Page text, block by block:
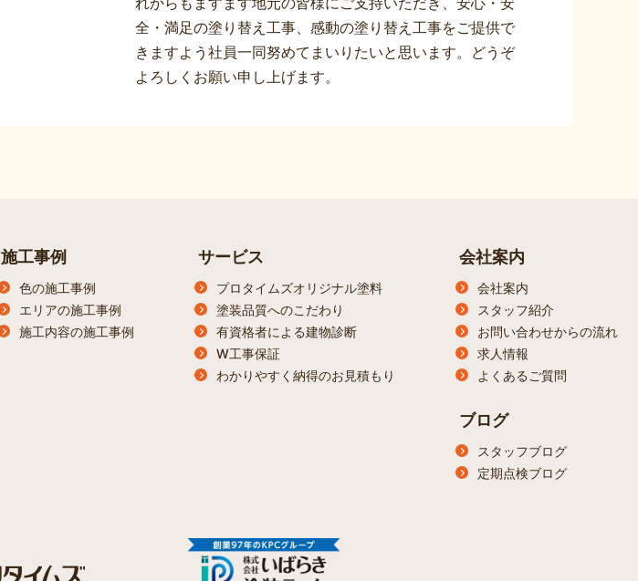
全・満足の塗り替え工事、感動の塗り替え工事をご提供で
きますよう社員一同努めてまいりたいと思います。どうぞ
よろしくお願い申し上げます。
施工事例
色の施工事例
エリアの施工事例
施工内容の施工事例
サービス
プロタイムズオリジナル塗料
塗装品質へのこだわり
有資格者による建物診断
W工事保証
わかりやすく納得のお見積もり
会社案内
会社案内
スタッフ紹介
お問い合わせからの流れ
求人情報
よくあるご質問
ブログ
スタッフブログ
定期点検ブログ